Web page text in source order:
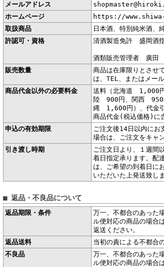
メールアドレス
ホームページ
https://
取扱商品
日本酒、特別純米酒、
許認可・資格
清酒製造免許 盛岡酒
酒類販売管理者 廣田
販売数量
商品は在庫限りとさせ
は、TEL、またはメー
商品代金以外の必要料金
送料（北海道 1,000
陸 900円、関西
縄 1,600円）、代金
商品代金(税込価格)に
申込の有効期限
ご注文後14日以内にお
場合は、ご注文をキャ
引き渡し時期
ご注文日より、１週間
着日指定承ります。配
は、ご希望の到着日に
いただいた上発送致しま
■ 返品・不良品について
返品期限・条件
万一、不都合のあった
ル便対応の商品の場合
返送ください。
返品送料
当初の責による不都合
不良品
万一、不都合のあった
ル便対応の商品の場合